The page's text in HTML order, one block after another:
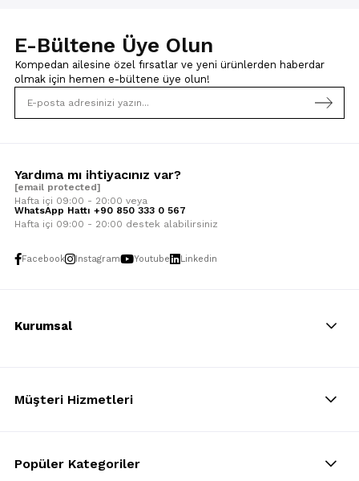
E-Bültene Üye Olun
Kompedan ailesine özel fırsatlar ve yeni ürünlerden haberdar
olmak için hemen e-bültene üye olun!
Yardıma mı ihtiyacınız var?
[email protected]
Hafta içi 09:00 - 20:00 veya
WhatsApp Hattı +90 850 333 0 567
Hafta içi 09:00 - 20:00 destek alabilirsiniz
Facebook Instagram Youtube Linkedin
Kurumsal
Müşteri Hizmetleri
Popüler Kategoriler